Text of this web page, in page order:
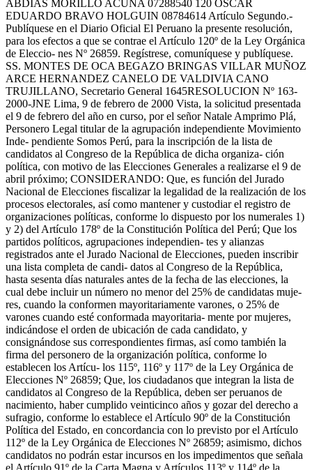
ABDIAS MORILLO ACUÑA 07288540 120 OSCAR
EDUARDO BRAVO HOLGUIN 08784614 Artículo Segundo.-
Publíquese en el Diario Oficial El Peruano la presente resolución,
para los efectos a que se contrae el Artículo 120º de la Ley Orgánica
de Eleccio- nes Nº 26859. Regístrese, comuníquese y publíquese.
SS. MONTES DE OCA BEGAZO BRINGAS VILLAR MUÑOZ
ARCE HERNANDEZ CANELO DE VALDIVIA CANO
TRUJILLANO, Secretario General 1645RESOLUCION Nº 163-
2000-JNE Lima, 9 de febrero de 2000 Vista, la solicitud presentada
el 9 de febrero del año en curso, por el señor Natale Amprimo Plá,
Personero Legal titular de la agrupación independiente Movimiento
Inde- pendiente Somos Perú, para la inscripción de la lista de
candidatos al Congreso de la República de dicha organiza- ción
política, con motivo de las Elecciones Generales a realizarse el 9 de
abril próximo; CONSIDERANDO: Que, es función del Jurado
Nacional de Elecciones fiscalizar la legalidad de la realización de los
procesos electorales, así como mantener y custodiar el registro de
organizaciones políticas, conforme lo dispuesto por los numerales 1)
y 2) del Artículo 178º de la Constitución Política del Perú; Que los
partidos políticos, agrupaciones independien- tes y alianzas
registrados ante el Jurado Nacional de Elecciones, pueden inscribir
una lista completa de candi- datos al Congreso de la República,
hasta sesenta días naturales antes de la fecha de las elecciones, la
cual debe incluir un número no menor del 25% de candidatas muje-
res, cuando la conformen mayoritariamente varones, o 25% de
varones cuando esté conformada mayoritaria- mente por mujeres,
indicándose el orden de ubicación de cada candidato, y
consignándose sus correspondientes firmas, así como también la
firma del personero de la organización política, conforme lo
establecen los Artícu- los 115º, 116º y 117º de la Ley Orgánica de
Elecciones Nº 26859; Que, los ciudadanos que integran la lista de
candidatos al Congreso de la República, deben ser peruanos de
nacimiento, haber cumplido veinticinco años y gozar del derecho a
sufragio, conforme lo establece el Artículo 90º de la Constitución
Política del Estado, en concordancia con lo previsto por el Artículo
112º de la Ley Orgánica de Elecciones Nº 26859; asimismo, dichos
candidatos no podrán estar incursos en los impedimentos que señala